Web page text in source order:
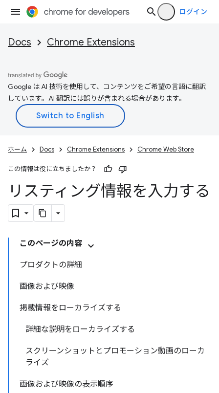
ログイン
Docs Chrome Extensions
Google は AI 技術を使用して、コンテンツをご希望の言語に翻訳
しています。AI 翻訳には誤りが含まれる場合があります。
ホーム Docs Chrome Extensions Chrome Web Store
この情報は役に立ちましたか？
リスティング情報を入力する
このページの内容
プロダクトの詳細
画像および映像
掲載情報をローカライズする
詳細な説明をローカライズする
スクリーンショットとプロモーション動画のローカ
ライズ
画像および映像の表示順序